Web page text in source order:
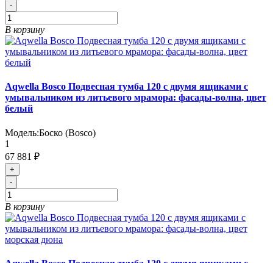
-
В корзину
Aqwella Bosco Подвесная тумба 120 с двумя ящиками с
умывальником из литьевого мрамора: фасады-волна, цвет
белый
Модель:Боско (Bosco)
1
67 881 ₽
+
-
В корзину